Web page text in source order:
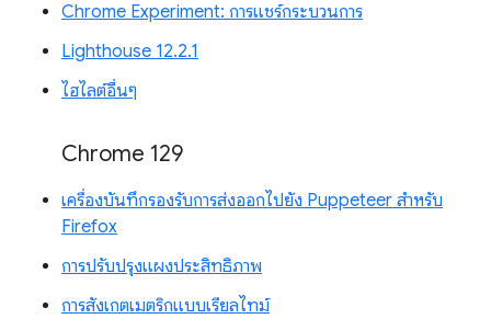
Chrome Experiment: การแชร์กระบวนการ
Lighthouse 12.2.1
ไฮไลต์อื่นๆ
Chrome 129
เครื่องบันทึกรองรับการส่งออกไปยัง Puppeteer สำหรับ
Firefox
การปรับปรุงแผงประสิทธิภาพ
การสังเกตเมตริกแบบเรียลไทม์